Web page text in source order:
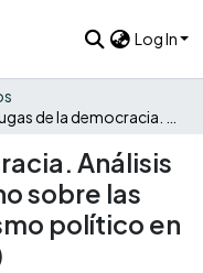
Log In
Análisis
sobre las
político en